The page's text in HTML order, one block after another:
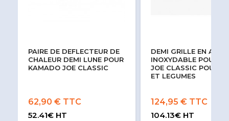
PAIRE DE DEFLECTEUR DE
CHALEUR DEMI LUNE POUR
KAMADO JOE CLASSIC
62,90 € TTC
52.41€ HT
DEMI GRILLE EN ACIER
INOXYDABLE POU
JOE CLASSIC POUR
ET LEGUMES
124,95 € TTC
104.13€ HT